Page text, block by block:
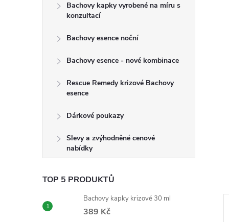
Bachovy kapky vyrobené na míru s
konzultací
Bachovy esence noční
Bachovy esence - nové kombinace
Rescue Remedy krizové Bachovy
esence
Dárkové poukazy
Slevy a zvýhodněné cenové
nabídky
TOP 5 PRODUKTŮ
Bachovy kapky krizové 30 ml
389 Kč